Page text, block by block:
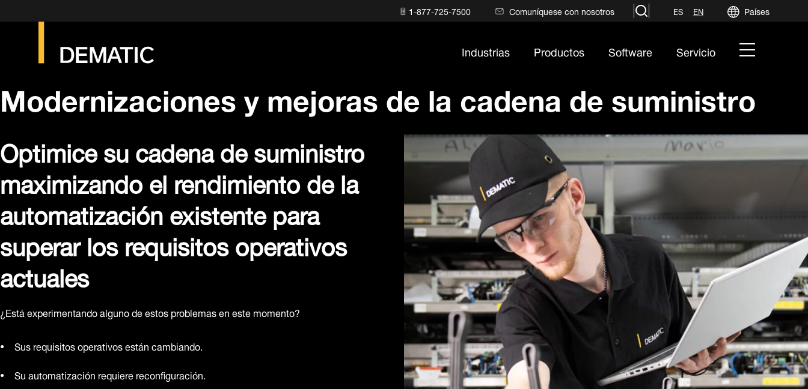
1-877-725-7500 Comuníquese con nosotros search ES EN Países
Industrias Productos Software Servicio hamburger
menu
Modernizaciones y mejoras de la cadena de suministro
Optimice su cadena de suministro
maximizando el rendimiento de la
automatización existente para
superar los requisitos operativos
actuales
¿Está experimentando alguno de estos problemas en este momento?
Sus requisitos operativos están cambiando.
Su automatización requiere reconfiguración.